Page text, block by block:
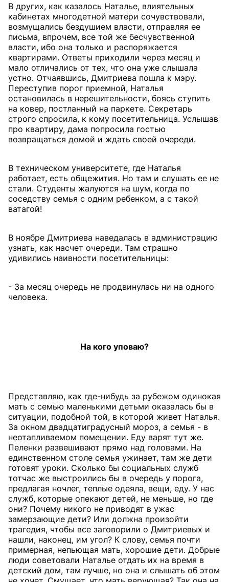
В других, как казалось Наталье, влиятельных
кабинетах многодетной матери сочувствовали,
возмущались бездушием власти, отправляя ее
письма, впрочем, все той же бесчувственной
власти, ибо она только и распоряжается
квартирами. Ответы приходили через месяц и
мало отличались от тех, что она уже слышала
устно. Отчаявшись, Дмитриева пошла к мэру.
Переступив порог приемной, Наталья
остановилась в нерешительности, боясь ступить
на ковер, постланный на паркете. Секретарь
строго спросила, к кому посетительница. Услышав
про квартиру, дама попросила гостью
возвращаться домой и ждать своей очереди.
В техническом университете, где Наталья
работает, есть общежития. Но там и слушать ее не
стали. Студенты жалуются на шум, когда по
соседству семья с одним ребенком, а с такой
ватагой!
В ноябре Дмитриева наведалась в администрацию
узнать, как насчет очереди. Там страшно
удивились наивности посетительницы:
- За месяц очередь не продвинулась ни на одного
человека.
На кого уповаю?
Представляю, как где-нибудь за рубежом одинокая
мать с семью маленькими детьми оказалась бы в
ситуации, подобной той, в которой живет Наталья.
За окном двадцатиградусный мороз, а семья - в
неотапливаемом помещении. Еду варят тут же.
Пеленки развешивают прямо над головами. На
единственном столе семья ужинает, там же дети
готовят уроки. Сколько бы социальных служб
тотчас же выстроились бы в очередь у порога,
предлагая ночлег, теплые одеяла, вещи, еду. У нас
служб, которые опекают детей, не меньше, но где
они? Почему никого не приводят в ужас
замерзающие дети? Или должна произойти
трагедия, чтобы все заговорили о Дмитриевых и
нашли, наконец, им угол? К слову, семья почти
примерная, непьющая мать, хорошие дети. Добрые
люди советовали Наталье отдать их на время в
детский дом, там лучше, но она и слышать об этом